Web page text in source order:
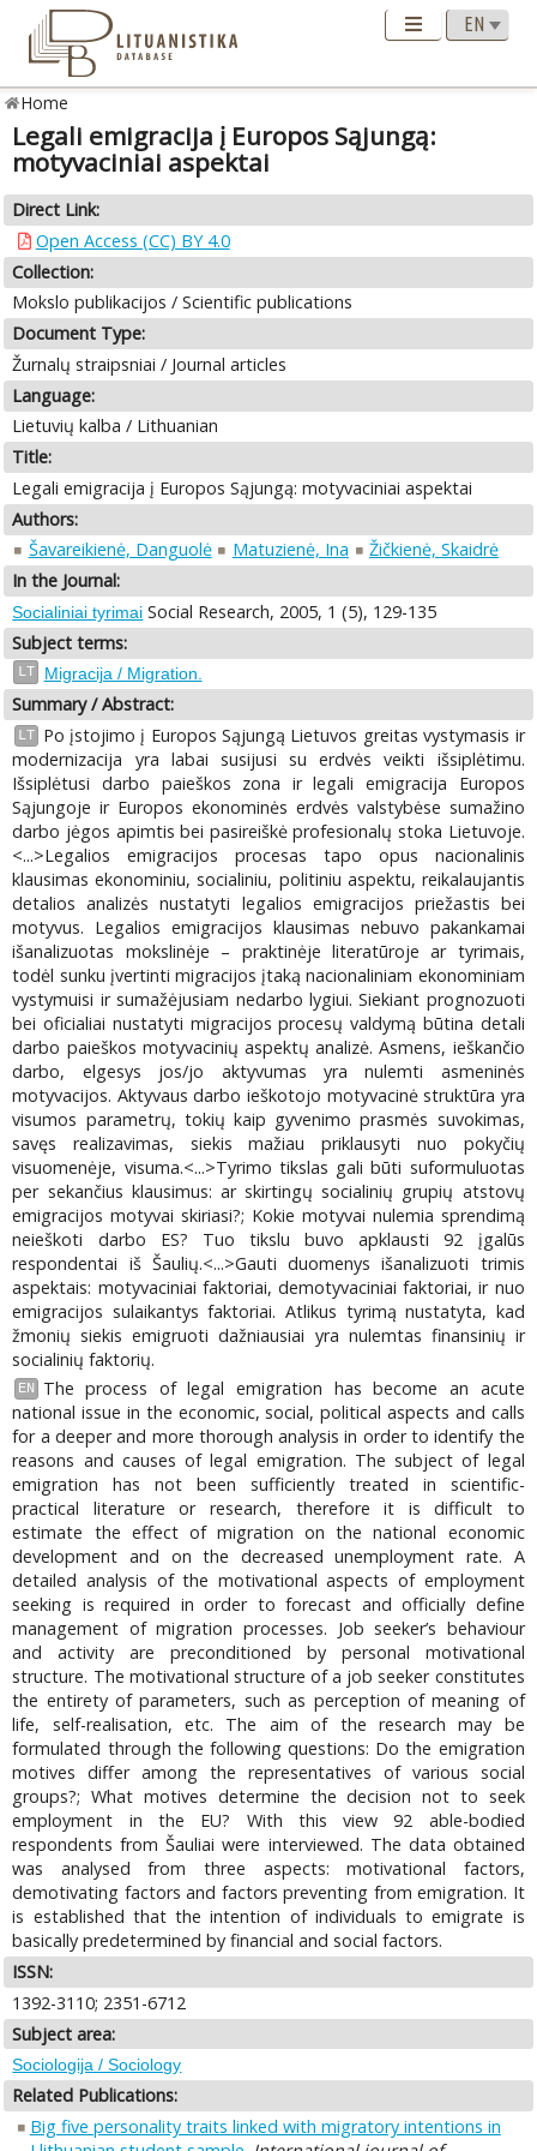
Home
Legali emigracija į Europos Sąjungą:
motyvaciniai aspektai
Direct Link:
Open Access (CC) BY 4.0
Collection:
Mokslo publikacijos / Scientific publications
Document Type:
Žurnalų straipsniai / Journal articles
Language:
Lietuvių kalba / Lithuanian
Title:
Legali emigracija į Europos Sąjungą: motyvaciniai aspektai
Authors:
Šavareikienė, Danguolė
Matuzienė, Ina
Žičkienė, Skaidrė
In the Journal:
Socialiniai tyrimai Social Research, 2005, 1 (5), 129-135
Subject terms:
LT Migracija / Migration.
Summary / Abstract:
LT
Po įstojimo į Europos Sąjungą Lietuvos greitas vystymasis ir
modernizacija yra labai susijusi su erdvės veikti išsiplėtimu.
Išsiplėtusi darbo paieškos zona ir legali emigracija Europos
Sąjungoje ir Europos ekonominės erdvės valstybėse sumažino
darbo jėgos apimtis bei pasireiškė profesionalų stoka Lietuvoje.
<...>Legalios emigracijos procesas tapo opus nacionalinis
klausimas ekonominiu, socialiniu, politiniu aspektu, reikalaujantis
detalios analizės nustatyti legalios emigracijos priežastis bei
motyvus. Legalios emigracijos klausimas nebuvo pakankamai
išanalizuotas mokslinėje – praktinėje literatūroje ar tyrimais,
todėl sunku įvertinti migracijos įtaką nacionaliniam ekonominiam
vystymuisi ir sumažėjusiam nedarbo lygiui. Siekiant prognozuoti
bei oficialiai nustatyti migracijos procesų valdymą būtina detali
darbo paieškos motyvacinių aspektų analizė. Asmens, ieškančio
darbo, elgesys jos/jo aktyvumas yra nulemti asmeninės
motyvacijos. Aktyvaus darbo ieškotojo motyvacinė struktūra yra
visumos parametrų, tokių kaip gyvenimo prasmės suvokimas,
savęs realizavimas, siekis mažiau priklausyti nuo pokyčių
visuomenėje, visuma.<...>Tyrimo tikslas gali būti suformuluotas
per sekančius klausimus: ar skirtingų socialinių grupių atstovų
emigracijos motyvai skiriasi?; Kokie motyvai nulemia sprendimą
neieškoti darbo ES? Tuo tikslu buvo apklausti 92 įgalūs
respondentai iš Šaulių.<...>Gauti duomenys išanalizuoti trimis
aspektais: motyvaciniai faktoriai, demotyvaciniai faktoriai, ir nuo
emigracijos sulaikantys faktoriai. Atlikus tyrimą nustatyta, kad
žmonių siekis emigruoti dažniausiai yra nulemtas finansinių ir
socialinių faktorių.
EN
The process of legal emigration has become an acute
national issue in the economic, social, political aspects and calls
for a deeper and more thorough analysis in order to identify the
reasons and causes of legal emigration. The subject of legal
emigration has not been sufficiently treated in scientific-
practical literature or research, therefore it is difficult to
estimate the effect of migration on the national economic
development and on the decreased unemployment rate. A
detailed analysis of the motivational aspects of employment
seeking is required in order to forecast and officially define
management of migration processes. Job seeker’s behaviour
and activity are preconditioned by personal motivational
structure. The motivational structure of a job seeker constitutes
the entirety of parameters, such as perception of meaning of
life, self-realisation, etc. The aim of the research may be
formulated through the following questions: Do the emigration
motives differ among the representatives of various social
groups?; What motives determine the decision not to seek
employment in the EU? With this view 92 able-bodied
respondents from Šauliai were interviewed. The data obtained
was analysed from three aspects: motivational factors,
demotivating factors and factors preventing from emigration. It
is established that the intention of individuals to emigrate is
basically predetermined by financial and social factors.
ISSN:
1392-3110; 2351-6712
Subject area:
Sociologija / Sociology
Related Publications:
Big five personality traits linked with migratory intentions in